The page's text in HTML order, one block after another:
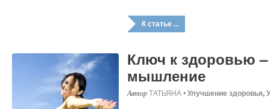
К статье ...
Ключ к здоровью
мышление
ТАТЬЯНА•Улучшение здоровья,